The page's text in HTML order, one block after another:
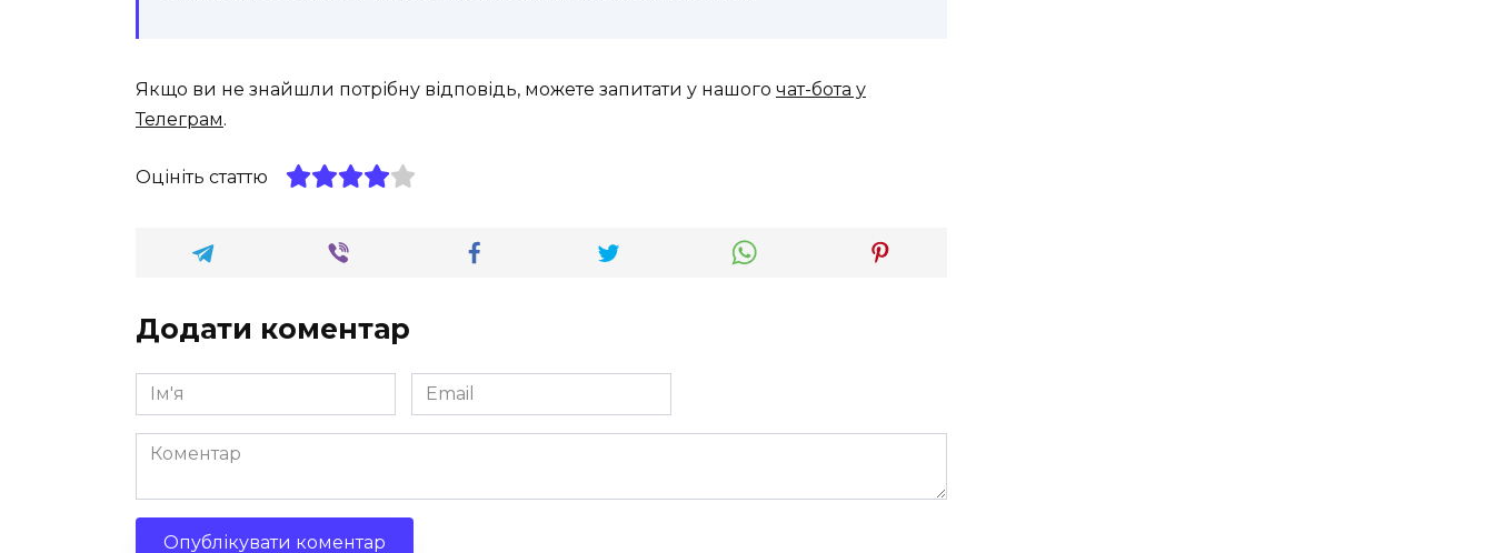
Якщо ви не знайшли потрібну відповідь, можете запитати у нашого чат-бота у
Телеграм.
Оцініть статтю
Додати коментар
Ім'я
*
Email
*
Коментар